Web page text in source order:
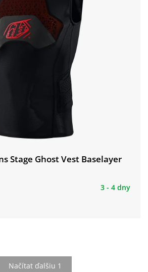
Stage Ghost Vest Baselayer
3 - 4 dny
Načítat ďalšiu 1